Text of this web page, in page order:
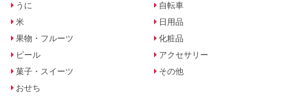
うに
米
果物・フルーツ
ビール
菓子・スイーツ
おせち
自転車
日用品
化粧品
アクセサリー
その他